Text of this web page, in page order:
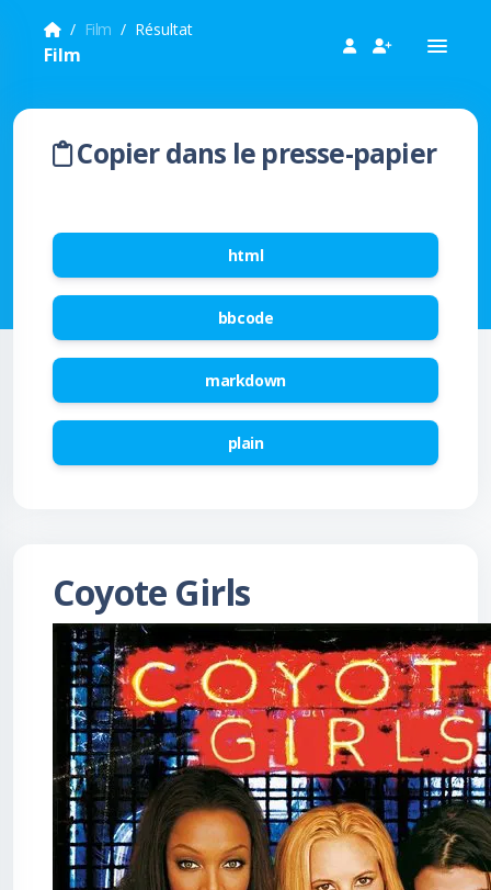
Film Résultat
Film
Copier dans le presse-papier
html
bbcode
markdown
plain
Coyote Girls